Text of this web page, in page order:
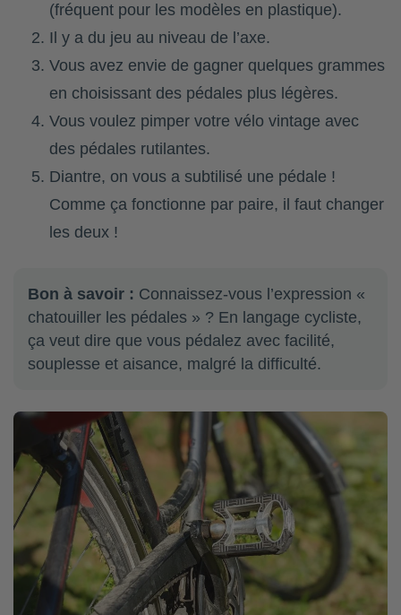
(fréquent pour les modèles en plastique).
Il y a du jeu au niveau de l’axe.
Vous avez envie de gagner quelques grammes
en choisissant des pédales plus légères.
Vous voulez pimper votre vélo vintage avec
des pédales rutilantes.
Diantre, on vous a subtilisé une pédale !
Comme ça fonctionne par paire, il faut changer
les deux !
Bon à savoir : Connaissez-vous l’expression «
chatouiller les pédales » ? En langage cycliste,
ça veut dire que vous pédalez avec facilité,
souplesse et aisance, malgré la difficulté.